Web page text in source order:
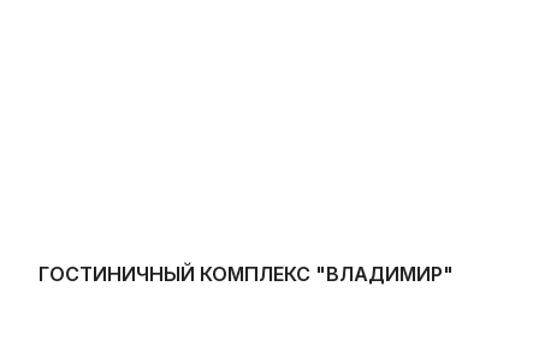
ГОСТИНИЧНЫЙ КОМПЛЕКС "ВЛАДИМИР"